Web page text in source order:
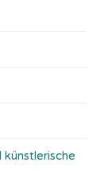
künstlerische